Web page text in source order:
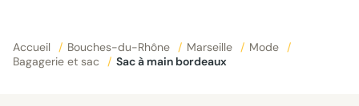
Accueil / Bouches-du-Rhône / Marseille / Mode
/
Bagagerie et sac
/ Sac à main bordeaux